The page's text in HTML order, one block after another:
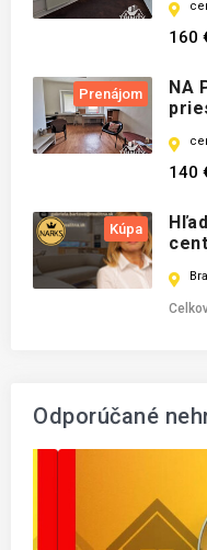
160
Prenájom
NA
140
Kúpa
Hľadám na
Odporúčané